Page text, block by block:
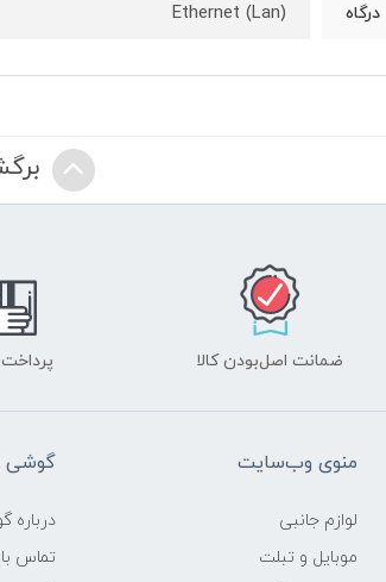
درگاه Ethernet (Lan)
ضمانت اصل‌بودن کالا
منوی وب‌سایت
لوازم جانبی
موبایل و تبلت
گوشی
درباره
تماس با